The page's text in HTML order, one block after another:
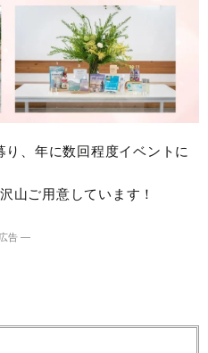
、年に数回程度イベントに
山ご用意しています！
告 ―